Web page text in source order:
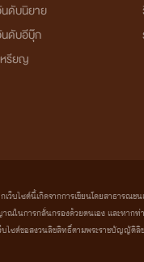
ดับนิยาย
ดับอีบุ๊ก
หรียญ
เว็บไซต์นี้เกิดจากการเขียนโดยสาธารณ
ณในการกลั่นกรองด้วยตนเอง และหาก
ไซต์ขอสงวนลิขสิทธิ์ตามพระราชบัญญัติลิ